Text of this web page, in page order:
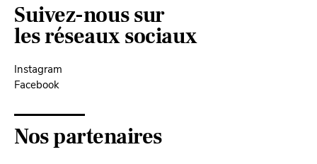
Suivez-nous sur
les réseaux sociaux
Instagram
Facebook
Nos partenaires